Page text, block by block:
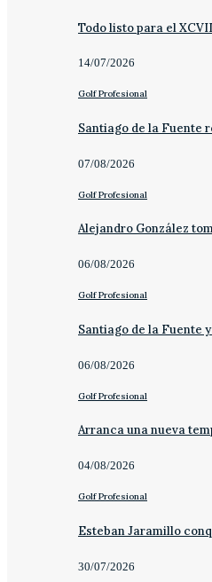
Todo listo para el
14/07/2026
Golf Profesional
Santiago de la Fuente
07/08/2026
Golf Profesional
Alejandro González
06/08/2026
Golf Profesional
Santiago de la Fuente
06/08/2026
Golf Profesional
Arranca una nueva
04/08/2026
Golf Profesional
Esteban Jaramillo
30/07/2026